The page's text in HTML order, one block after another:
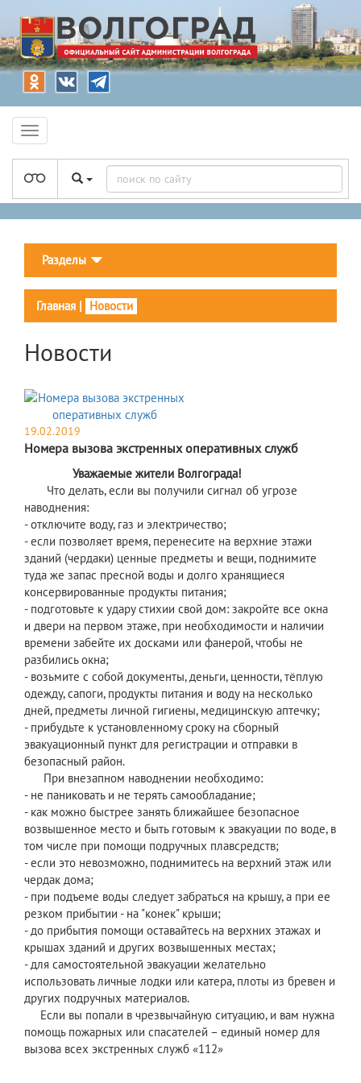
Разделы
Главная | Новости
Новости
19.02.2019
Номера вызова экстренных оперативных служб
Уважаемые жители Волгограда!
Что делать, если вы получили сигнал об угрозе
наводнения:
- отключите воду, газ и электричество;
- если позволяет время, перенесите на верхние этажи
зданий (чердаки) ценные предметы и вещи, поднимите
туда же запас пресной воды и долго хранящиеся
консервированные продукты питания;
- подготовьте к удару стихии свой дом: закройте все окна
и двери на первом этаже, при необходимости и наличии
времени забейте их досками или фанерой, чтобы не
разбились окна;
- возьмите с собой документы, деньги, ценности, тёплую
одежду, сапоги, продукты питания и воду на несколько
дней, предметы личной гигиены, медицинскую аптечку;
- прибудьте к установленному сроку на сборный
эвакуационный пункт для регистрации и отправки в
безопасный район.
При внезапном наводнении необходимо:
- не паниковать и не терять самообладание;
- как можно быстрее занять ближайшее безопасное
возвышенное место и быть готовым к эвакуации по воде, в
том числе при помощи подручных плавсредств;
- если это невозможно, поднимитесь на верхний этаж или
чердак дома;
- при подъеме воды следует забраться на крышу, а при ее
резком прибытии - на "конек" крыши;
- до прибытия помощи оставайтесь на верхних этажах и
крышах зданий и других возвышенных местах;
- для самостоятельной эвакуации желательно
использовать личные лодки или катера, плоты из бревен и
других подручных материалов.
Если вы попали в чрезвычайную ситуацию, и вам нужна
помощь пожарных или спасателей – единый номер для
вызова всех экстренных служб «112»